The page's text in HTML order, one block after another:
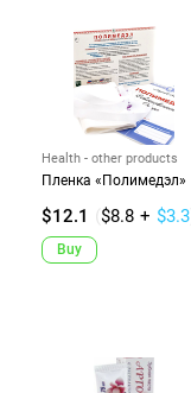
Health - other products
Пленка «Полимедэл»
$12.1 ($8.8 + $3.3
Buy